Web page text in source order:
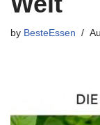
by BesteEssen